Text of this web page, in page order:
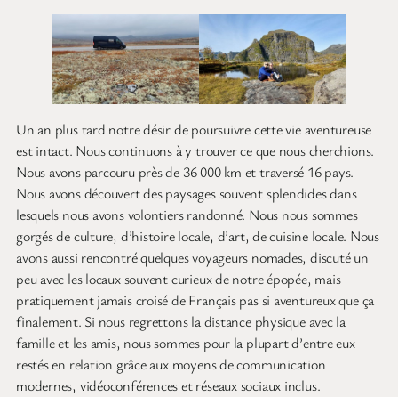
Un an plus tard notre désir de poursuivre cette vie aventureuse
est intact. Nous continuons à y trouver ce que nous cherchions.
Nous avons parcouru près de 36 000 km et traversé 16 pays.
Nous avons découvert des paysages souvent splendides dans
lesquels nous avons volontiers randonné. Nous nous sommes
gorgés de culture, d’histoire locale, d’art, de cuisine locale. Nous
avons aussi rencontré quelques voyageurs nomades, discuté un
peu avec les locaux souvent curieux de notre épopée, mais
pratiquement jamais croisé de Français pas si aventureux que ça
finalement. Si nous regrettons la distance physique avec la
famille et les amis, nous sommes pour la plupart d’entre eux
restés en relation grâce aux moyens de communication
modernes, vidéoconférences et réseaux sociaux inclus.